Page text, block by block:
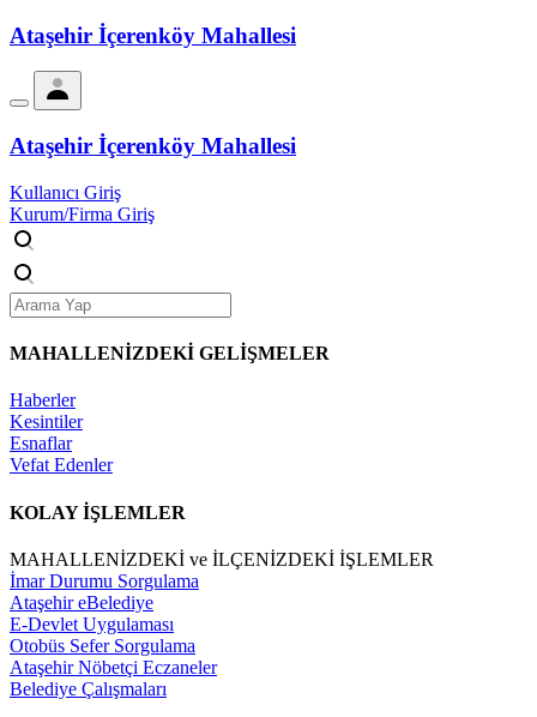
Ataşehir İçerenköy Mahallesi
Ataşehir İçerenköy Mahallesi
Kullanıcı Giriş
Kurum/Firma Giriş
MAHALLENİZDEKİ GELİŞMELER
Haberler
Kesintiler
Esnaflar
Vefat Edenler
KOLAY İŞLEMLER
MAHALLENİZDEKİ ve İLÇENİZDEKİ İŞLEMLER
İmar Durumu Sorgulama
Ataşehir eBelediye
E-Devlet Uygulaması
Otobüs Sefer Sorgulama
Ataşehir Nöbetçi Eczaneler
Belediye Çalışmaları